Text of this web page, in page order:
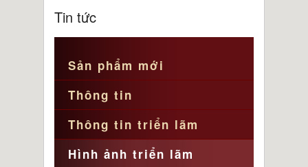
Tin tức
Sản phẩm mới
Thông tin
Thông tin triển lãm
Hình ảnh triển lãm